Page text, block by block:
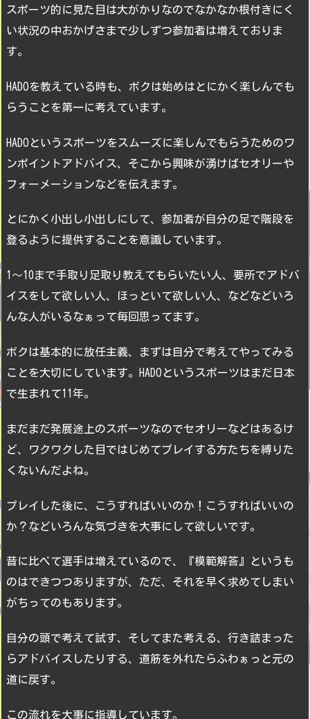
スポーツ的に見た目は大がかりなのでなかなか根付きにく
い状況の中おかげさまで少しずつ参加者は増えておりま
す。
HADOを教えている時も、ボクは始めはとにかく楽しんでも
らうことを第一に考えています。
HADOというスポーツをスムーズに楽しんでもらうためのワ
ンポイントアドバイス、そこから興味が湧けばセオリーや
フォーメーションなどを伝えます。
とにかく小出し小出しにして、参加者が自分の足で階段を
登るように提供することを意識しています。
1〜10まで手取り足取り教えてもらいたい人、要所でアドバ
イスをして欲しい人、ほっといて欲しい人、などなどいろ
んな人がいるなぁって毎回思ってます。
ボクは基本的に放任主義、まずは自分で考えてやってみる
ことを大切にしています。HADOというスポーツはまだ日本
で生まれて11年。
まだまだ発展途上のスポーツなのでセオリーなどはあるけ
ど、ワクワクした目ではじめてプレイする方たちを縛りた
くないんだよね。
プレイした後に、こうすればいいのか！こうすればいいの
か？などいろんな気づきを大事にして欲しいです。
昔に比べて選手は増えているので、『模範解答』というも
のはできつつありますが、ただ、それを早く求めてしまい
がちってのもあります。
自分の頭で考えて試す、そしてまた考える、行き詰まった
らアドバイスしたりする、道筋を外れたらふわぁっと元の
道に戻す。
この流れを大事に指導しています。